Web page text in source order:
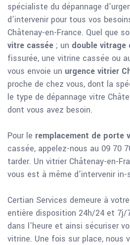
spécialiste du dépannage
d’intervenir pour tous vos
Châtenay-en-France. Quel que
vitre cassée ; un double vitrage
fissurée, une vitrine cassée ou
vous envoie un urgence vitrier
proche de chez vous, dont la
le type de dépannage vitre
dont vous avez besoin.
Pour le remplacement de porte
cassée, appelez-nous au 09 70
tarder. Un vitrier Châtenay-en-
vous est à même d’intervenir
Certian Services demeure à
entière disposition 24h/24 et 7j/
dans l'heure et ainsi sécuriser
vitrine. Une fois sur place, nous